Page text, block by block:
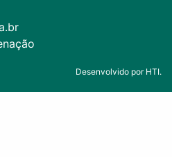
Desenvolvido por HTI.